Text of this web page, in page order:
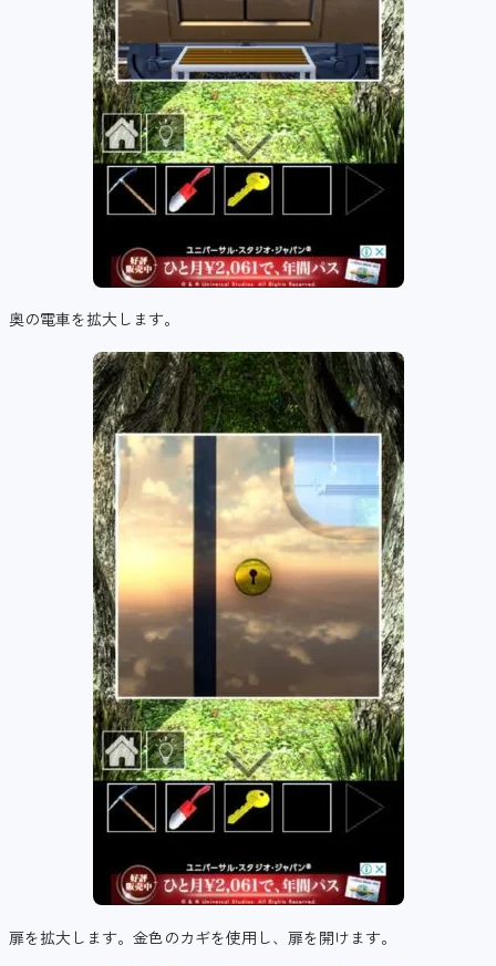
奥の電車を拡大します。
扉を拡大します。金色のカギを使用し、扉を開けます。